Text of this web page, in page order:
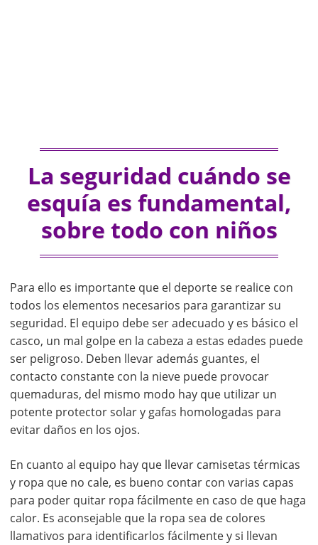
La seguridad cuándo se
esquía es fundamental,
sobre todo con niños
Para ello es importante que el deporte se realice con
todos los elementos necesarios para garantizar su
seguridad. El equipo debe ser adecuado y es básico el
casco, un mal golpe en la cabeza a estas edades puede
ser peligroso. Deben llevar además guantes, el
contacto constante con la nieve puede provocar
quemaduras, del mismo modo hay que utilizar un
potente protector solar y gafas homologadas para
evitar daños en los ojos.
En cuanto al equipo hay que llevar camisetas térmicas
y ropa que no cale, es bueno contar con varias capas
para poder quitar ropa fácilmente en caso de que haga
calor. Es aconsejable que la ropa sea de colores
llamativos para identificarlos fácilmente y si llevan